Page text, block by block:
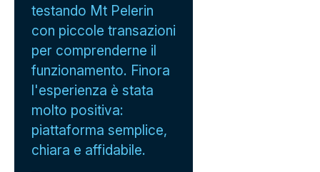
testando Mt Pelerin
con piccole transazioni
per comprenderne il
funzionamento. Finora
l'esperienza è stata
molto positiva:
piattaforma semplice,
chiara e affidabile.